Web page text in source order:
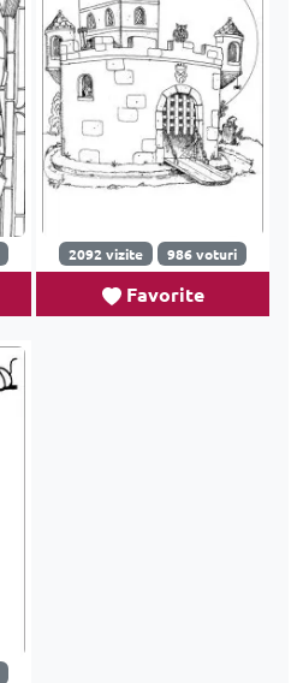
2092 vizite 986 voturi
Favorite